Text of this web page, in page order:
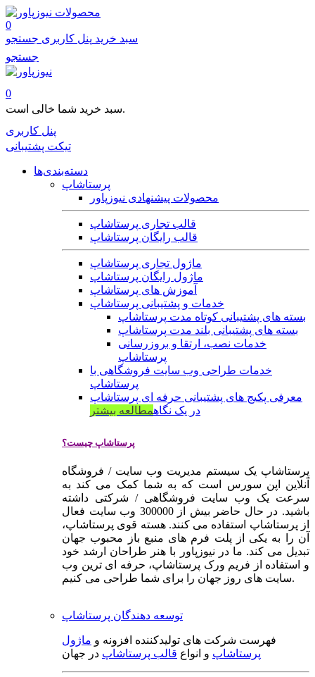
محصولات
0
سبد خرید پنل کاربری جستجو
جستجو
0
سبد خرید شما خالی است.
پنل کاربری
تیکت پشتیبانی
دسته‌بندی‌ها
پرستاشاپ
محصولات پیشنهادی نیوزپاور
قالب تجاری پرستاشاپ
قالب رایگان پرستاشاپ
ماژول تجاری پرستاشاپ
ماژول رایگان پرستاشاپ
آموزش های پرستاشاپ
خدمات و پشتیبانی پرستاشاپ
بسته های پشتیبانی کوتاه مدت پرستاشاپ
بسته های پشتیبانی بلند مدت پرستاشاپ
خدمات نصب، ارتقا و بروزرسانی
پرستاشاپ
خدمات طراحی وب سایت فروشگاهی با
پرستاشاپ
معرفی پکیج های پشتیبانی حرفه ای پرستاشاپ
در یک نگاهمطالعه بیشتر
پرستاشاپ چیست؟
پرستاشاپ یک سیستم مدیریت وب سایت / فروشگاه
آنلاین اپن سورس است که به شما کمک می کند به
سرعت یک وب سایت فروشگاهی / شرکتی داشته
باشید. در حال حاضر بیش از 300000 وب سایت فعال
از پرستاشاپ استفاده می کنند. هسته قوی پرستاشاپ،
آن را به یکی از پلت فرم های منبع باز محبوب جهان
تبدیل می کند. ما در نیوزپاور با هنر طراحان ارشد خود
و استفاده از فریم ورک پرستاشاپ، حرفه ای ترین وب
سایت های روز جهان را برای شما طراحی می کنیم.
توسعه دهندگان پرستاشاپ
فهرست شرکت های تولیدکننده افزونه و ماژول
پرستاشاپ و انواع قالب پرستاشاپ در جهان